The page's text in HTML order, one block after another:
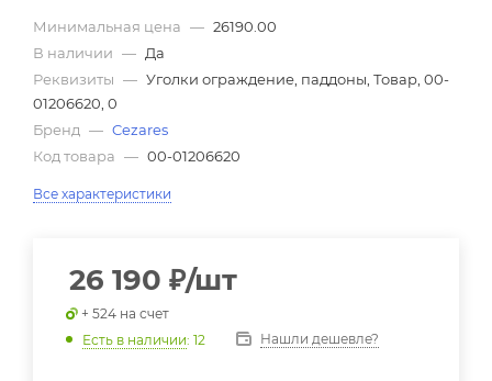
Минимальная цена — 26190.00
В наличии — Да
Реквизиты — Уголки ограждение, паддоны, Товар, 00-
01206620, 0
Бренд — Cezares
Код товара — 00-01206620
Все характеристики
26 190 ₽/шт
+ 524 на счет
Есть в наличии: 12 Нашли дешевле?